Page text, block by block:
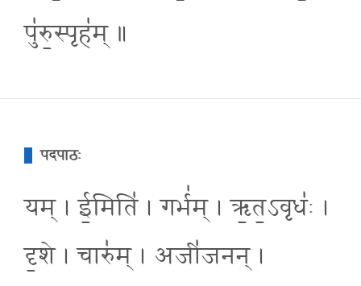
पु॑रु॒स्पृह॑म् ॥
पदपाठः
यम् । ई॒मिति॑ । गर्भ॑म् । ऋ॒त॒ऽवृधः॑ ।
दृ॒शे । चारु॑म् । अजी॑जनन् ।